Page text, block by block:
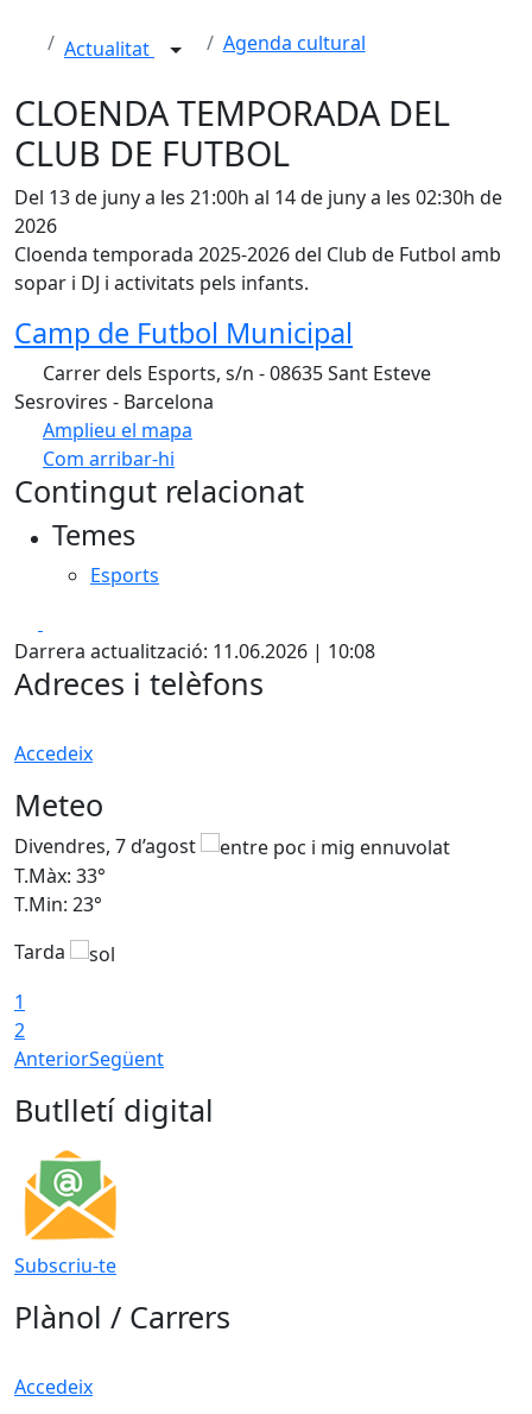
Actualitat Agenda cultural
CLOENDA TEMPORADA DEL
CLUB DE FUTBOL
Del 13 de juny a les 21:00h al 14 de juny a les 02:30h de
2026
Cloenda temporada 2025-2026 del Club de Futbol amb
sopar i DJ i activitats pels infants.
Camp de Futbol Municipal
Carrer dels Esports, s/n - 08635 Sant Esteve
Sesrovires - Barcelona
Amplieu el mapa
Com arribar-hi
+
Contingut relacionat
Temes
Esports
Darrera actualització: 11.06.2026 | 10:08
Adreces i telèfons
Accedeix
Meteo
Divendres, 7 d’agost
T.Màx: 33°
T.Min: 23°
Tarda
1
2
AnteriorSegüent
Butlletí digital
Subscriu-te
Plànol / Carrers
Accedeix